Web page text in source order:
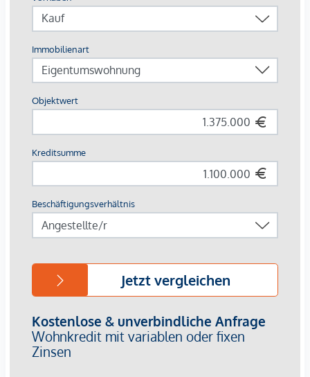
Öffentliche Verkehrsmittel:
U4 Landstraße Wien Mitte
Straßenbahnlinien 1 und O
Buslinien 74A und N29
Fertigstellung voraussichtlich Ende 2026
3% Kundenprovision
Lassen Sie sich von Grace verzaubern und finden Sie Ihr
Wir weisen darauf hin, dass zwischen dem Vermittler und
dem zu vermittelnden Dritten ein familiäres oder
wirtschaftliches Naheverhältnis besteht.
Der Vermittler ist als Doppelmakler tätig.
Infrastruktur / Entfernungen
Gesundheit
Arzt <250m